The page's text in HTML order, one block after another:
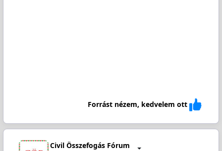
Forrást nézem, kedvelem ott
Civil Összefogás Fórum